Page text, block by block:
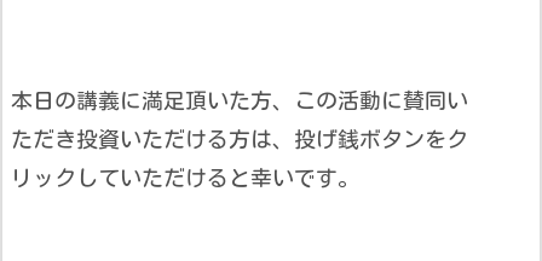
本日の講義に満足頂いた方、この活動に賛同い
ただき投資いただける方は、投げ銭ボタンをク
リックしていただけると幸いです。